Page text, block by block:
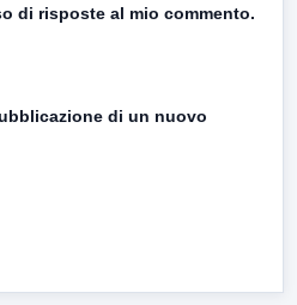
di risposte al mio commento.
di un nuovo